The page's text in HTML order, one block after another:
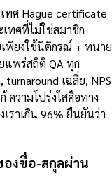
ทศ Hague certificate
ทศที่ไม่ใช่สมาชิก
เพียงใช้นิติกรณ์ + ทนาย
แพร่สถิติ QA ทุก
เฉลี่ย, NPS
ความโปร่งใสคือทาง
ราเกิน 96% ยืนยันว่า
องชื่อ-สกุลผ่าน